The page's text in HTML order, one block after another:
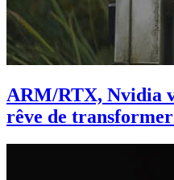
ARM/RTX, Nvidia
rêve de